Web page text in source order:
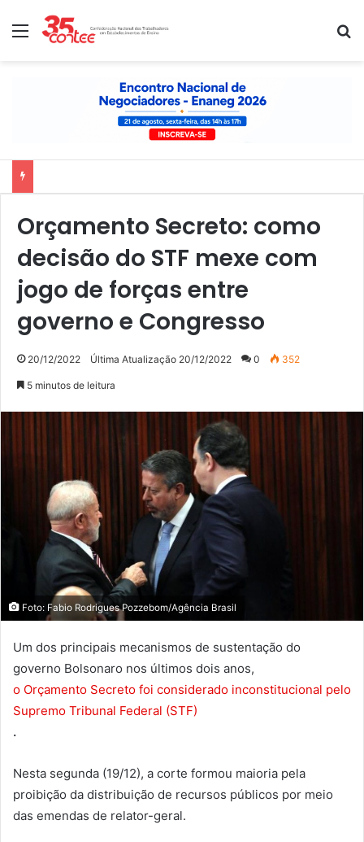
Menu
Orçamento Secreto: como
decisão do STF mexe com
jogo de forças entre
governo e Congresso
20/12/2022 Última Atualização 20/12/2022 0 352
5 minutos de leitura
Foto: Fabio Rodrigues Pozzebom/Agência Brasil
Um dos principais mecanismos de sustentação do
governo Bolsonaro nos últimos dois anos,
o Orçamento Secreto foi considerado inconstitucional pelo
Supremo Tribunal Federal (STF)
.
Nesta segunda (19/12), a corte formou maioria pela
proibição da distribuição de recursos públicos por meio
das emendas de relator-geral.